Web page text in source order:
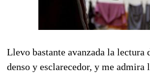
Llevo bastante avanzada la lectura
denso y esclarecedor, y me admira